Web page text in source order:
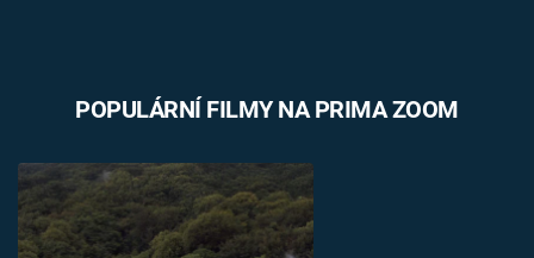
POPULÁRNÍ FILMY NA PRIMA ZOOM